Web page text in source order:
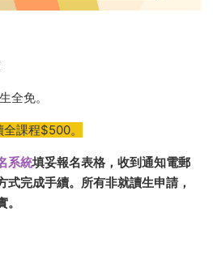
全免。
課程$500。
系統填妥報名表格，收到通知電郵
式完成手續。所有非就讀生申請，